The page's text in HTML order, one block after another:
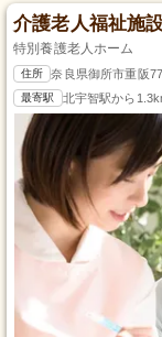
介護老人福祉施
特別養護老人ホーム
住所 奈良県御所市重阪
最寄駅 北宇智駅から